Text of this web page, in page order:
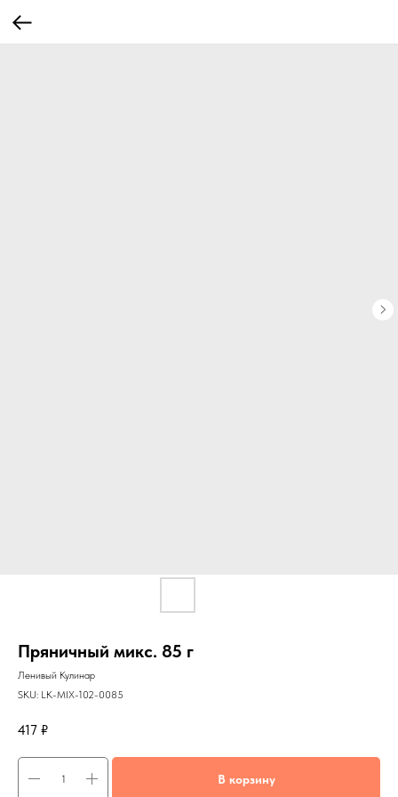
Пряничный микс. 85 г
Ленивый Кулинар
SKU: LK-MIX-102-0085
417 ₽
В корзину